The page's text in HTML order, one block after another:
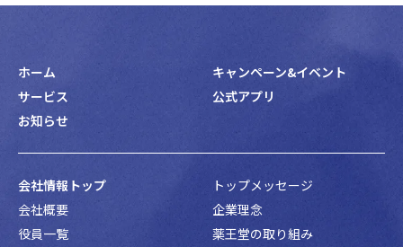
ホーム
キャンペーン&イベント
サービス
公式アプリ
お知らせ
会社情報トップ
トップメッセージ
会社概要
企業理念
役員一覧
薬王堂の取り組み